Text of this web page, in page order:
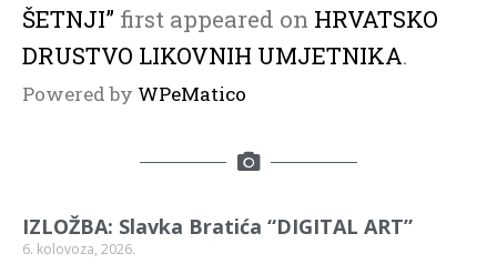
ŠETNJI” first appeared on HRVATSKO
DRUSTVO LIKOVNIH UMJETNIKA.
Powered by WPeMatico
IZLOŽBA: Slavka Bratića “DIGITAL ART”
6. kolovoza, 2026.